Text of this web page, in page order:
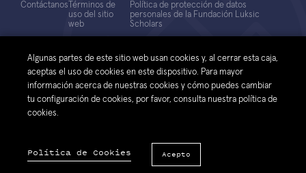
© 2026 Fundación Luksic Scholars. Todos los Derechos Reservados
Contáctanos Términos de
uso del sitio
web
Política de protección de datos
personales de la Fundación Luksic
Scholars
Algunas partes de este sitio web usan cookies y, al cerrar esta caja,
aceptas el uso de cookies en este dispositivo. Para mayor
información acerca de nuestras cookies y cómo puedes cambiar
tu configuración de cookies, por favor, consulta nuestra política de
cookies.
Política de Cookies Acepto